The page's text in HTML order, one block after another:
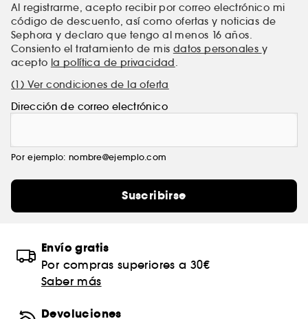
Al registrarme, acepto recibir por correo electrónico mi
código de descuento, así como ofertas y noticias de
Sephora y declaro que tengo al menos 16 años.
Consiento el tratamiento de mis datos personales y
acepto la política de privacidad.
(1) Ver condiciones de la oferta
Dirección de correo electrónico
Por ejemplo: nombre@ejemplo.com
Suscribirse
Envío gratis
Por compras superiores a 30€
Saber más
Devoluciones